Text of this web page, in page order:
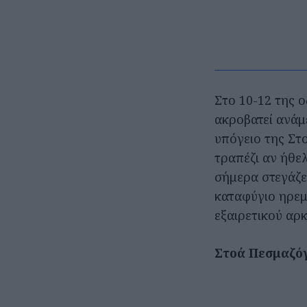
Στο 10-12 της
ακροβατεί
υπόγειο της
τραπέζι αν
σήμερα
καταφύγιο
εξαιρετικού
Στοά